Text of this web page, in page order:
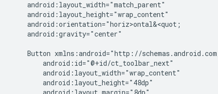
android:gravity="center"
Button